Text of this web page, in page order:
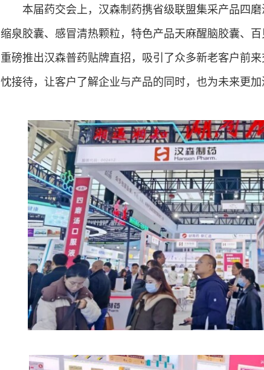
本届药交会上，汉森制药携省级联盟集采产品四
缩泉胶囊、感冒清热颗粒，特色产品天麻醒脑胶囊、百
重磅推出汉森普药贴牌直招，吸引了众多新老客户前
忱接待，让客户了解企业与产品的同时，也为未来更加